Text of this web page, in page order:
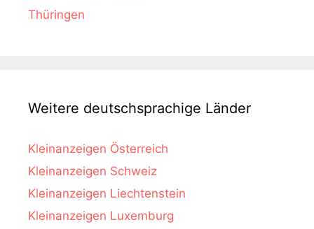
Thüringen
Weitere deutschsprachige Länder
Kleinanzeigen Österreich
Kleinanzeigen Schweiz
Kleinanzeigen Liechtenstein
Kleinanzeigen Luxemburg